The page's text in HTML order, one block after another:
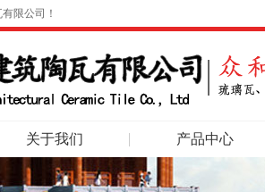
限公司！
关于我们 产品中心